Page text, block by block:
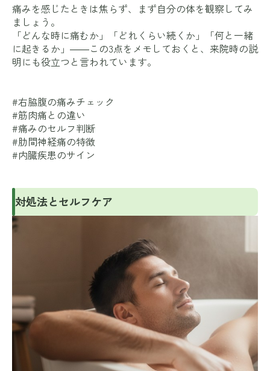
痛みを感じたときは焦らず、まず自分の体を観察してみ
ましょう。
「どんな時に痛むか」「どれくらい続くか」「何と一緒
に起きるか」――この3点をメモしておくと、来院時の説
明にも役立つと言われています。
#右脇腹の痛みチェック
#筋肉痛との違い
#痛みのセルフ判断
#肋間神経痛の特徴
#内臓疾患のサイン
対処法とセルフケア